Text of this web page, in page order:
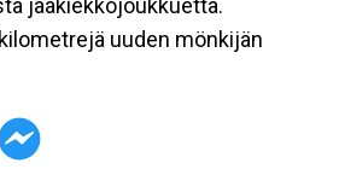
jääkiekkojoukkuetta.
uuden mönkijän